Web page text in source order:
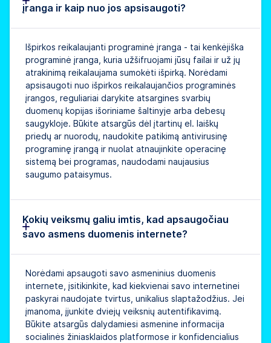
įranga ir kaip nuo jos apsisaugoti?
Išpirkos reikalaujanti programinė įranga - tai kenkėjiška
programinė įranga, kuria užšifruojami jūsų failai ir už jų
atrakinimą reikalaujama sumokėti išpirką. Norėdami
apsisaugoti nuo išpirkos reikalaujančios programinės
įrangos, reguliariai darykite atsargines svarbių
duomenų kopijas išoriniame šaltinyje arba debesų
saugykloje. Būkite atsargūs dėl įtartinų el. laiškų
priedų ar nuorodų, naudokite patikimą antivirusinę
programinę įrangą ir nuolat atnaujinkite operacinę
sistemą bei programas, naudodami naujausius
saugumo pataisymus.
Kokių veiksmų galiu imtis, kad apsaugočiau
savo asmens duomenis internete?
Norėdami apsaugoti savo asmeninius duomenis
internete, įsitikinkite, kad kiekvienai savo internetinei
paskyrai naudojate tvirtus, unikalius slaptažodžius. Jei
įmanoma, įjunkite dviejų veiksnių autentifikavimą.
Būkite atsargūs dalydamiesi asmenine informacija
socialinės žiniasklaidos platformose ir konfidencialius